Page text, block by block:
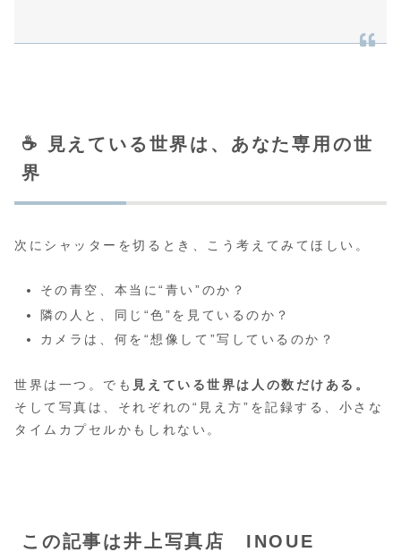
☕ 見えている世界は、あなた専用の世
界
次にシャッターを切るとき、こう考えてみてほしい。
その青空、本当に“青い”のか？
隣の人と、同じ“色”を見ているのか？
カメラは、何を“想像して”写しているのか？
世界は一つ。でも 見えている世界は人の数だけある。
そして写真は、それぞれの“見え方”を記録する、小さな
タイムカプセルかもしれない。
この記事は井上写真店 INOUE